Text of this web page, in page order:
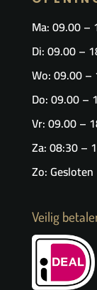
Ma: 09.00 –
Di: 09.00 –
Wo: 09.00
Do: 09.00 –
Vr: 09.00 –
Za: 08:30 –
Zo: Gesloten
Veilig